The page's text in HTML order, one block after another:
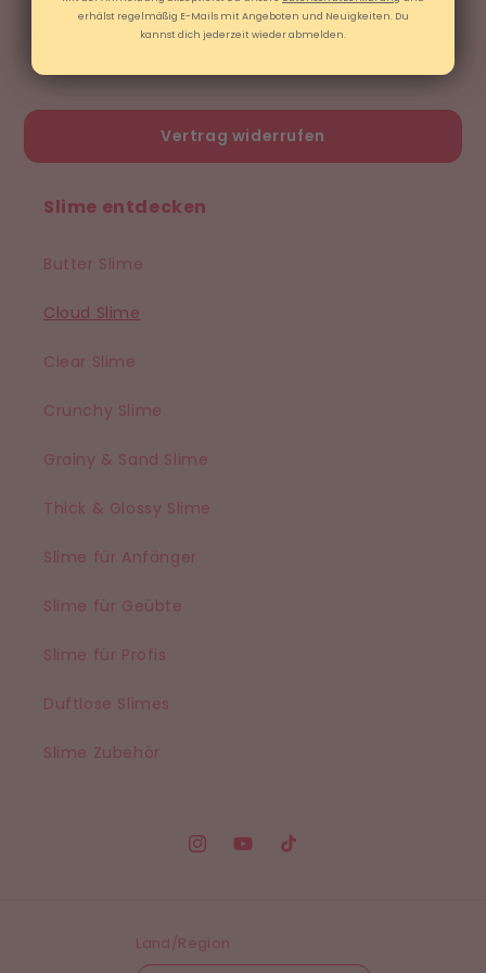
ICH BIN DABEI!
Vertrag widerrufen
Slime entdecken
Butter Slime
Cloud Slime
Clear Slime
Crunchy Slime
Grainy & Sand Slime
Thick & Glossy Slime
Slime für Anfänger
Slime für Geübte
Slime für Profis
Duftlose Slimes
Slime Zubehör
InstagramYouTubeTikTok
Land/Region
erhälst regelmäßig E-Mails mit Angeboten und Neuigkeiten. Du
kannst dich jederzeit wieder abmelden.